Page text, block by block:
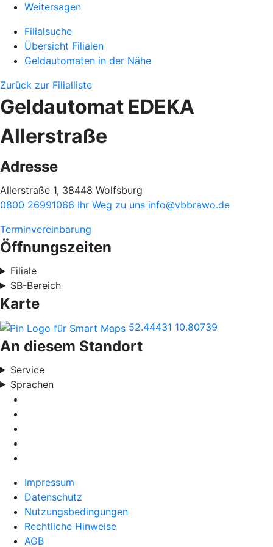
Weitersagen
Filialsuche
Übersicht Filialen
Geldautomaten in der Nähe
Zurück zur Filialliste
Geldautomat EDEKA
Allerstraße
Adresse
Allerstraße 1, 38448 Wolfsburg
0800 26991066 Ihr Weg zu uns info@vbbrawo.de
Terminvereinbarung
Öffnungszeiten
Filiale
SB-Bereich
Karte
52.44431 10.80739
An diesem Standort
Service
Sprachen
Impressum
Datenschutz
Nutzungsbedingungen
Rechtliche Hinweise
AGB